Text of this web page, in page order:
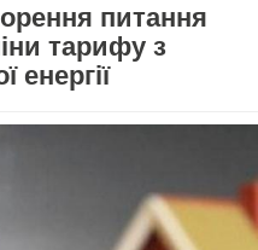
питання
тарифу з
енергії